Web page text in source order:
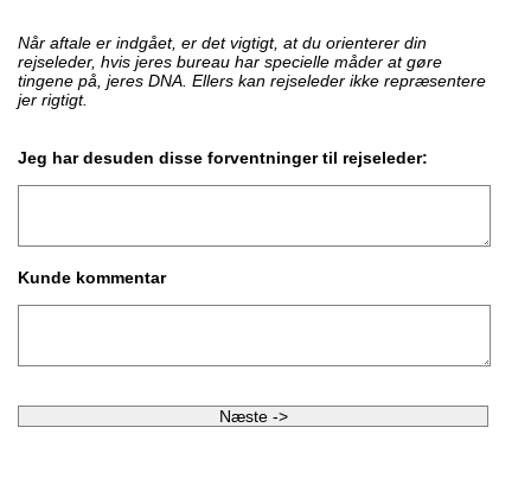
Når aftale er indgået, er det vigtigt, at du orienterer din
rejseleder, hvis jeres bureau har specielle måder at gøre
tingene på, jeres DNA. Ellers kan rejseleder ikke repræsentere
jer rigtigt.
Jeg har desuden disse forventninger til rejseleder:
Kunde kommentar